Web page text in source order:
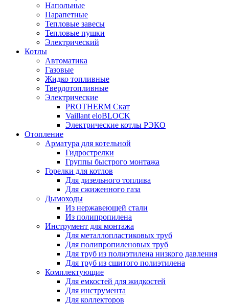
Напольные
Парапетные
Тепловые завесы
Тепловые пушки
Электрический
Котлы
Автоматика
Газовые
Жидко топливные
Твердотопливные
Электрические
PROTHERM Скат
Vaillant eloBLOCK
Электрические котлы РЭКО
Отопление
Арматура для котельной
Гидрострелки
Группы быстрого монтажа
Горелки для котлов
Для дизельного топлива
Для сжиженного газа
Дымоходы
Из нержавеющей стали
Из полипропилена
Инструмент для монтажа
Для металлопластиковых труб
Для полипропиленовых труб
Для труб из полиэтилена низкого давления
Для труб из сшитого полиэтилена
Комплектующие
Для емкостей для жидкостей
Для инструмента
Для коллекторов